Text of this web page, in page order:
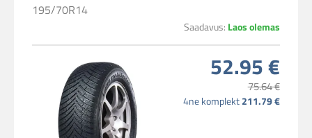
195/70R14
Saadavus: Laos olemas
52.95 €
75.64 €
4ne komplekt 211.79 €